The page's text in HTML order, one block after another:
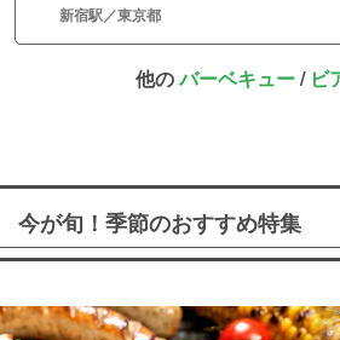
新宿駅／東京都
他のバーベキュー/ ビ
今が旬！季節のおすすめ特集